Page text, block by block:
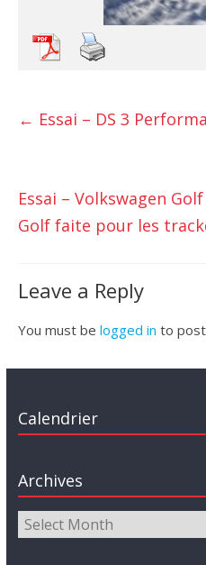
← Essai – DS 3
Essai – Volkswagen
Golf faite pour les
Leave a Reply
You must be logged in to
Calendrier
Archives